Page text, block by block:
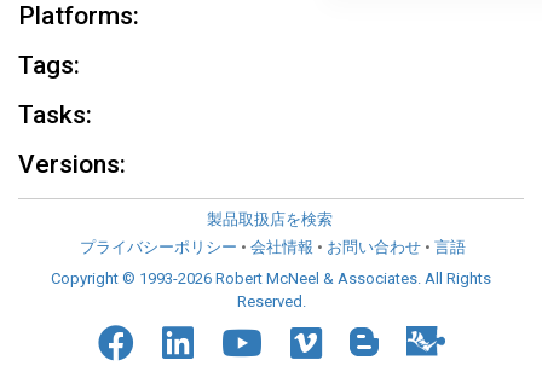
Platforms:
Tags:
Tasks:
Versions:
製品取扱店を検索
プライバシーポリシー • 会社情報 • お問い合わせ• 言語
Copyright © 1993-2026 Robert McNeel & Associates. All Rights
Reserved.